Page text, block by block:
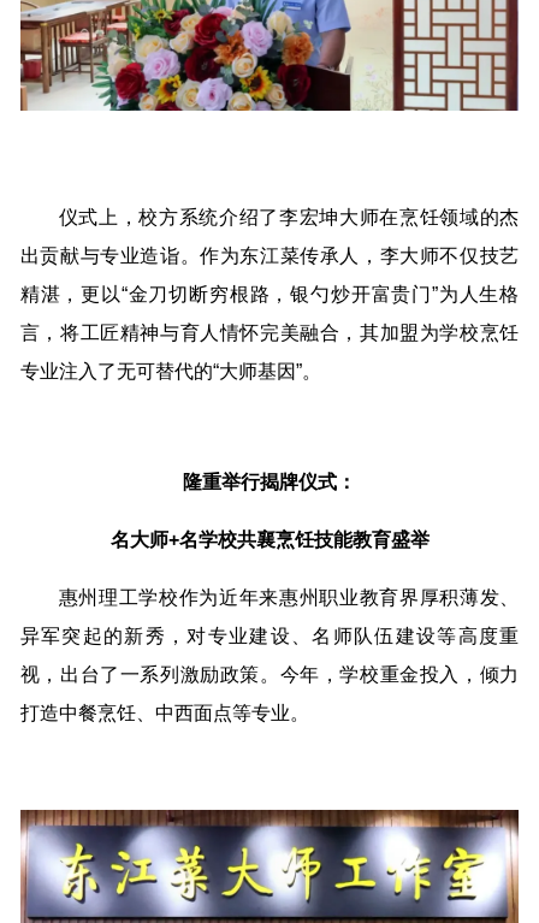
仪式上，校方系统介绍了李宏坤大师在烹饪领域的杰
出贡献与专业造诣。作为东江菜传承人，李大师不仅技艺
精湛，更以“金刀切断穷根路，银勺炒开富贵门”为人生格
言，将工匠精神与育人情怀完美融合，其加盟为学校烹饪
专业注入了无可替代的“大师基因”。
隆重举行揭牌仪式：
名大师+名学校共襄烹饪技能教育盛举
惠州理工学校作为近年来惠州职业教育界厚积薄发、
异军突起的新秀，对专业建设、名师队伍建设等高度重
视，出台了一系列激励政策。今年，学校重金投入，倾力
打造中餐烹饪、中西面点等专业。